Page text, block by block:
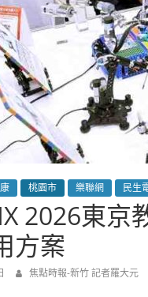
桃園市 樂聯網 民生
2026東
方案
焦點時報-新竹 記者羅大元